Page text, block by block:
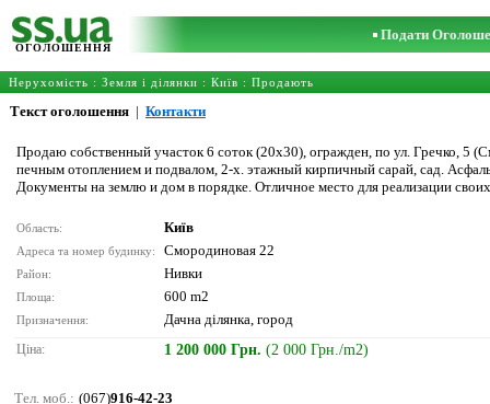
ОГОЛОШЕННЯ
Подати
Нерухомість : Земля і ділянки : Київ : Продають
Текст оголошення | Контакти
Продаю собственный участок 6 соток (20x30), огражден, по ул. Гречко, 5
печным отоплением и подвалом, 2-х. этажный кирпичный сарай, сад.
Документы на землю и дом в порядке. Отличное место для реализации
Область: Київ
Адреса та номер будинку: Смородиновая 22
Район: Нивки
Площа: 600 m2
Призначення: Дачна ділянка, город
Ціна: 1 200 000 Грн. (2 000 Грн./m2)
Тел. моб.: (067)916-42-23